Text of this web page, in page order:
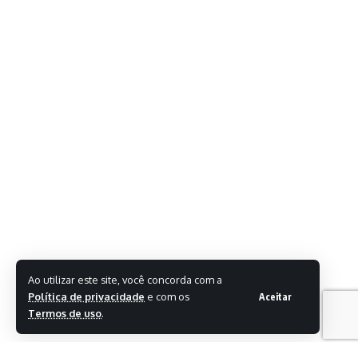
Ao utilizar este site, você concorda com a
Política de privacidade e com os
Termos de uso.
Aceitar